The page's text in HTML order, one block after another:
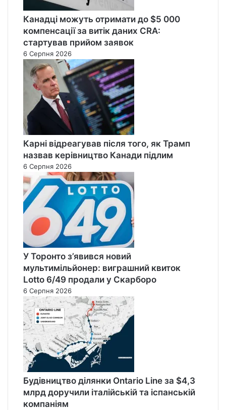
Канадці можуть отримати до $5 000
компенсації за витік даних CRA:
стартував прийом заявок
6 Серпня 2026
Карні відреагував після того, як Трамп
назвав керівництво Канади підлим
6 Серпня 2026
У Торонто з’явився новий
мультимільйонер: виграшний квиток
Lotto 6/49 продали у Скарборо
6 Серпня 2026
Будівництво ділянки Ontario Line за $4,3
млрд доручили італійській та іспанській
компаніям